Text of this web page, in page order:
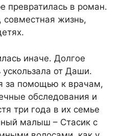
превратилась в роман.
жизнь,
иначе. Долгое
от Даши.
за помощью к врачам,
обследования и
три года в их семье
малыш – Стасик с